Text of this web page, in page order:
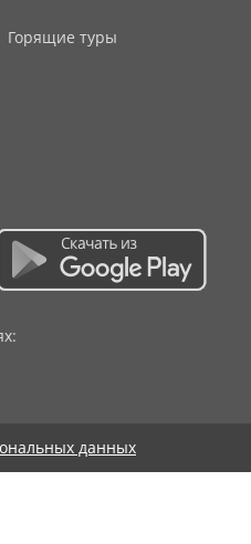
Горящие туры
данных